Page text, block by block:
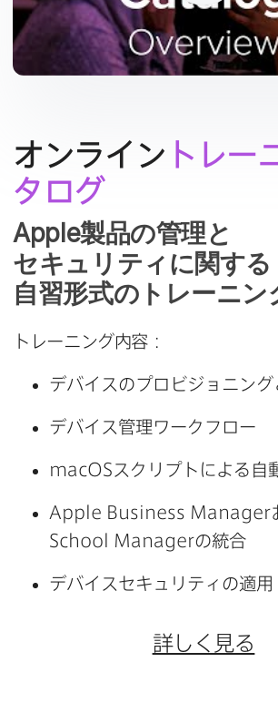
オンライン トレー
タログ
Apple製品の​管理と​
セキュリティに​関する​
自習形式の​トレーニン
トレーニング内容：
デバイスの​プロビジョニング
デバイス管理ワークフロー
macOS スクリプトに​よる​自
Apple Business Manager
School Managerの​統合
デバイスセキュリティの​適用
詳しく​見る